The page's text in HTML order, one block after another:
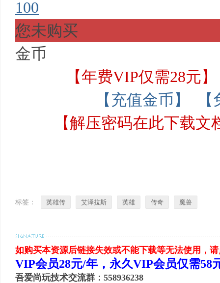
100
您未购买
金币
【年费VIP仅需28元】
【充值金币】
【解压密码在此下载
标签： 英雄传 艾泽拉斯 英雄 传奇 魔兽
如购买本资源后链接失效或不能下载等无法使用，
VIP会员28元/年，永久VIP会员仅需58
吾爱尚玩技术交流群：558936238